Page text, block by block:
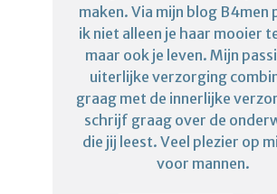
maken. Via mijn blog B4men
ik niet alleen je haar mooier
maar ook je leven. Mijn
uiterlijke verzorging
graag met de innerlijke
schrijf graag over de
die jij leest. Veel plezier op
voor mannen.